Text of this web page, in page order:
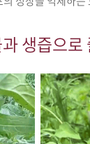
생즙으로